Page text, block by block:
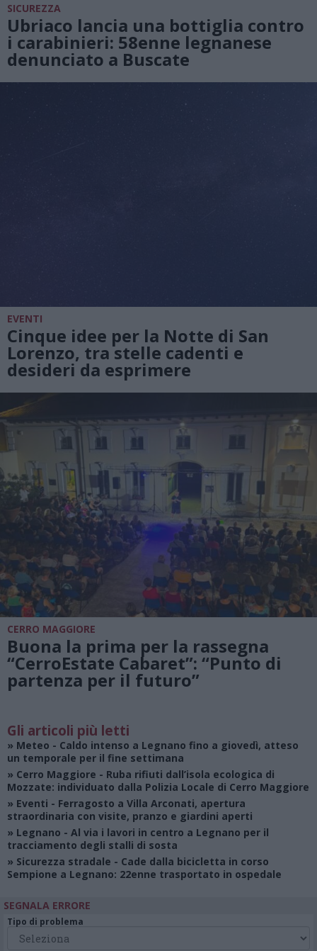
SICUREZZA
Ubriaco lancia una bottiglia contro
i carabinieri: 58enne legnanese
denunciato a Buscate
EVENTI
Cinque idee per la Notte di San
Lorenzo, tra stelle cadenti e
desideri da esprimere
CERRO MAGGIORE
Buona la prima per la rassegna
“CerroEstate Cabaret”: “Punto di
partenza per il futuro”
Gli articoli più letti
» Meteo - Caldo intenso a Legnano fino a giovedì, atteso
un temporale per il fine settimana
» Cerro Maggiore - Ruba rifiuti dall’isola ecologica di
Mozzate: individuato dalla Polizia Locale di Cerro Maggiore
» Eventi - Ferragosto a Villa Arconati, apertura
straordinaria con visite, pranzo e giardini aperti
» Legnano - Al via i lavori in centro a Legnano per il
tracciamento degli stalli di sosta
» Sicurezza stradale - Cade dalla bicicletta in corso
Sempione a Legnano: 22enne trasportato in ospedale
SEGNALA ERRORE
Tipo di problema